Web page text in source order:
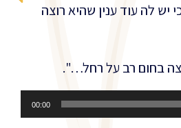
לה עוד ענין שהיא רוצה
בחום רב על רחל…".
00:00